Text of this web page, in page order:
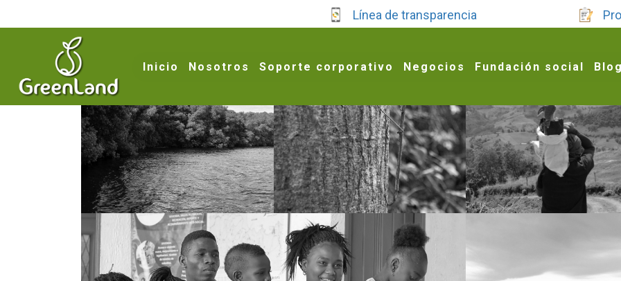
Línea de transparencia
Inicio Nosotros Soporte corporativo Negocios Fundación social